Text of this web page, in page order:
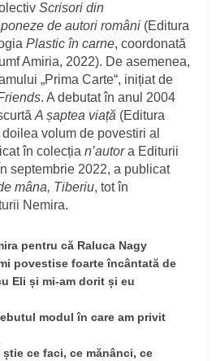
Scrisori din
de autori români (Editura
Plastic în carne, coordonată
Amiria, 2022). De asemenea,
„Prima Carte“, inițiat de
. A debutat în anul 2004
A șaptea viață (Editura
volum de povestiri al
în colecțian’autora Editurii
septembrie 2022, a publicat
mâna, Tiberiu, tot în
Nemira.
pentru că Raluca Nagy
povestise foarte încântată de
Eli și mi-am dorit și eu
modul în care am privit
ce faci, ce mănânci, ce